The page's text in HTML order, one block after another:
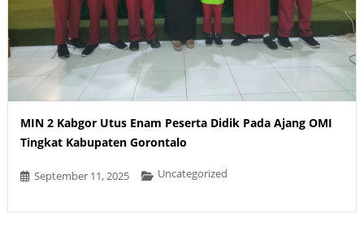
MIN 2 Kabgor Utus Enam Peserta Didik Pada Ajang OMI
Tingkat Kabupaten Gorontalo
September 11, 2025 Uncategorized